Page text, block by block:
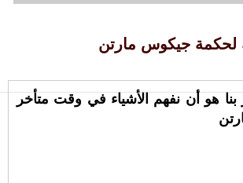
لحكمة جيكوس مارتن
هو أن نفهم الأشياء في وقت متأخر